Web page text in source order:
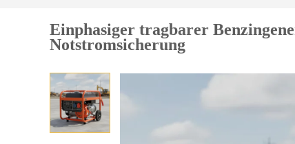
Einphasiger tragbarer
Notstromsicherung